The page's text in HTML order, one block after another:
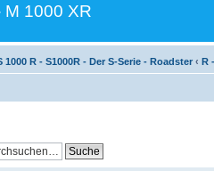
M 1000 XR
1000 R - S1000R - Der S-Serie - Roadster ‹ R